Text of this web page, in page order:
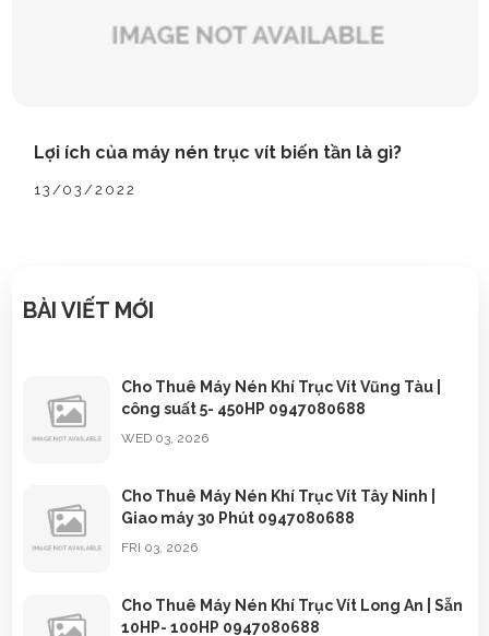
Lợi ích của máy nén trục vít biến tần là gì?
13/03/2022
BÀI VIẾT MỚI
Cho Thuê Máy Nén Khí Trục Vít Vũng Tàu |
công suất 5- 450HP 0947080688
WED 03, 2026
Cho Thuê Máy Nén Khí Trục Vít Tây Ninh |
Giao máy 30 Phút 0947080688
FRI 03, 2026
Cho Thuê Máy Nén Khí Trục Vít Long An | Sẵn
10HP- 100HP 0947080688